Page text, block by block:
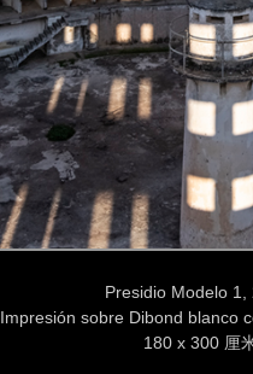
Presidio Modelo 1,
Impresión sobre Dibond blanco
180 x 300 厘